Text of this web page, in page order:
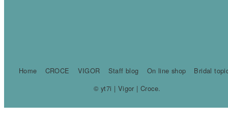
Home CROCE VIGOR Staff blog On line shop
Bridal
© yt7i | Vigor | Croce.